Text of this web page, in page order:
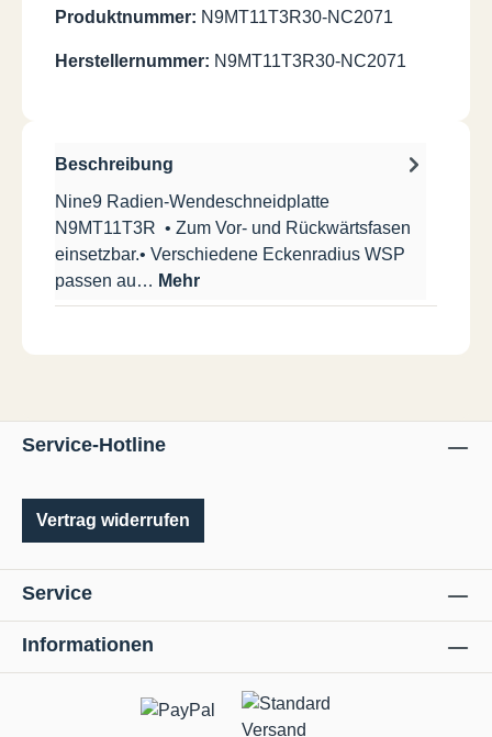
Produktnummer: N9MT11T3R30-NC2071
Herstellernummer: N9MT11T3R30-NC2071
Beschreibung
Nine9 Radien-Wendeschneidplatte
N9MT11T3R • Zum Vor- und Rückwärtsfasen
einsetzbar.• Verschiedene Eckenradius WSP
passen au… Mehr
Service-Hotline
Vertrag widerrufen
Service
Informationen